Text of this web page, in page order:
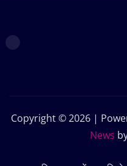
Copyright © 2026 |
News